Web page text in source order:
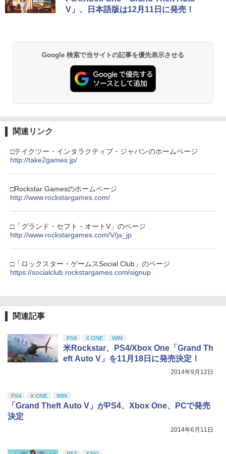
V」、日本語版は12月11日に発売！
Google 検索で当サイトの記事を優先表示させる
関連リンク
□テイクツー・インタラクティブ・ジャパンのホームページ
http://take2games.jp/
□Rockstar Gamesのホームページ
http://www.rockstargames.com/
□「グランド・セフト・オートV」のページ
http://www.rockstargames.com/V/ja_jp
□「ロックスター・ゲームスSocial Club」のページ
https://socialclub.rockstargames.com/signup
関連記事
PS4 X ONE WIN
米Rockstar、PS4/Xbox One「Grand Th
eft Auto V」を11月18日に発売決定！
2014年9月12日
PS4 X ONE WIN
「Grand Theft Auto V」がPS4、Xbox One、PCで発売
決定
2014年6月11日